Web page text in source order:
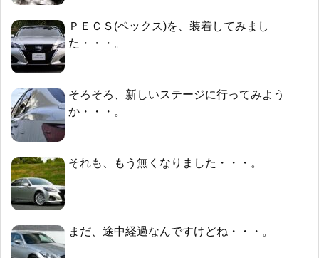
ＰＥＣＳ(ペックス)を、装着してみまし
た・・・。
そろそろ、新しいステージに行ってみよう
か・・・。
それも、もう無くなりました・・・。
まだ、途中経過なんですけどね・・・。